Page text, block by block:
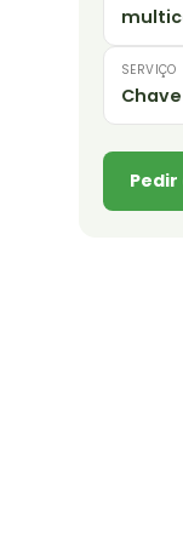
SERVIÇO